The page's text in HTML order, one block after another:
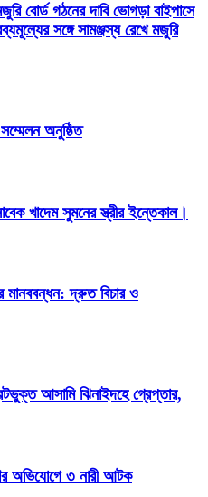
বোর্ড গঠনের দাবি ভোগড়া বাইপাসে
সঙ্গে সামঞ্জস্য রেখে মজুরি
অনুষ্ঠিত
খাদেম সুমনের স্ত্রীর ইন্তেকাল।
মানববন্ধন: দ্রুত বিচার ও
আসামি ঝিনাইদহে গ্রেপ্তার,
অভিযোগে ৩ নারী আটক